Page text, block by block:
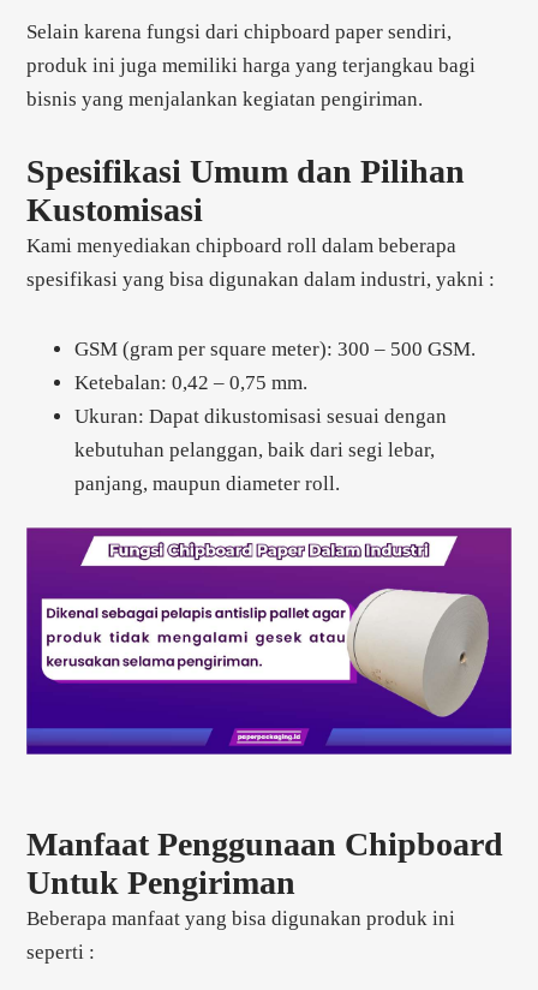
Selain karena fungsi dari chipboard paper sendiri,
produk ini juga memiliki harga yang terjangkau bagi
bisnis yang menjalankan kegiatan pengiriman.
Spesifikasi Umum dan Pilihan
Kustomisasi
Kami menyediakan chipboard roll dalam beberapa
spesifikasi yang bisa digunakan dalam industri, yakni :
GSM (gram per square meter): 300 – 500 GSM.
Ketebalan: 0,42 – 0,75 mm.
Ukuran: Dapat dikustomisasi sesuai dengan
kebutuhan pelanggan, baik dari segi lebar,
panjang, maupun diameter roll.
Manfaat Penggunaan Chipboard
Untuk Pengiriman
Beberapa manfaat yang bisa digunakan produk ini
seperti :